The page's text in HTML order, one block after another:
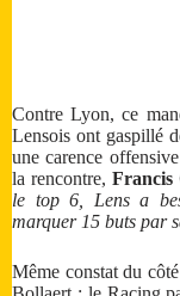
Contre Lyon, ce
Lensois ont gaspillé
une carence
la rencontre,Francis
le top 6, Lens a
marquer 15 buts par
Même constat du